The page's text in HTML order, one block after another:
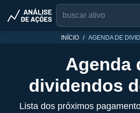
INÍCIO AGENDA DE
Agenda
dividendos
Lista dos próximos